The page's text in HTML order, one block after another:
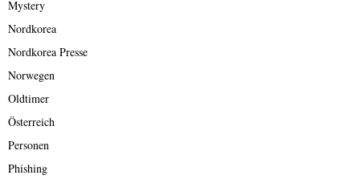
Mystery
Nordkorea
Nordkorea Presse
Norwegen
Oldtimer
Österreich
Personen
Phishing